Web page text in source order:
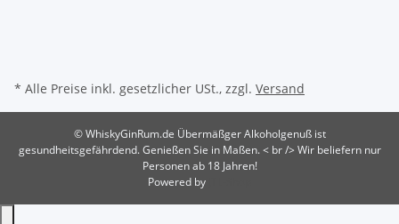
* Alle Preise inkl. gesetzlicher USt., zzgl. Versand
© WhiskyGinRum.de Übermäßger Alkoholgenuß ist
gesundheitsgefährdend. Genießen Sie in Maßen. < br /> Wir beliefern nur
Personen ab 18 Jahren!
Powered by